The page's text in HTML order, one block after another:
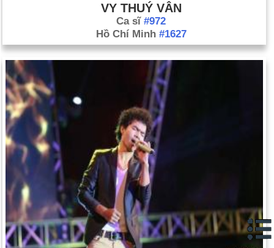
VY THUÝ VÂN
Ca sĩ #972
Hồ Chí Minh #1627